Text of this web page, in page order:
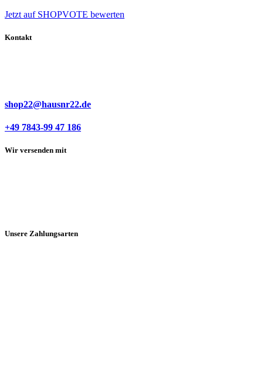
Jetzt auf SHOPVOTE bewerten
Kontakt
shop22@hausnr22.de
+49 7843-99 47 186
Wir versenden mit
Unsere Zahlungsarten